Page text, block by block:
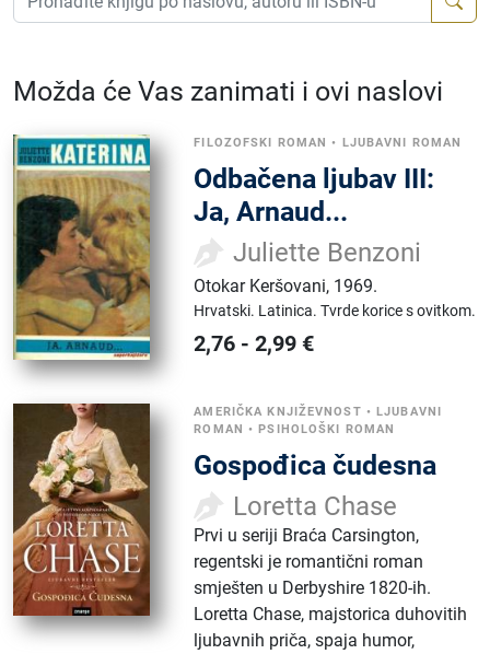
Možda će Vas zanimati i ovi naslovi
FILOZOFSKI ROMAN • LJUBAVNI ROMAN
Odbačena ljubav III:
Ja, Arnaud...
Juliette Benzoni
Otokar Keršovani, 1969.
Hrvatski. Latinica.Tvrde korice s ovitkom.
2,76 -2,99 €
AMERIČKA KNJIŽEVNOST •LJUBAVNI
ROMAN •PSIHOLOŠKI ROMAN
Gospođica čudesna
Loretta Chase
Prvi u seriji Braća Carsington,
regentski je romantični roman
smješten u Derbyshire 1820-ih.
Loretta Chase, majstorica duhovitih
ljubavnih priča, spaja humor,